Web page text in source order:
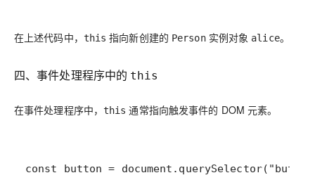
在上述代码中， this 指向新创建的 Person实例对象 alice。
四、事件处理程序中的 this
在事件处理程序中， this 通常指向触发事件的 DOM 元素。